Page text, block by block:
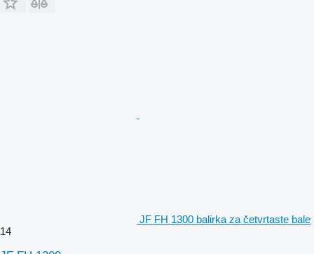
JF FH 1300 balirka za četvrtaste bale
14